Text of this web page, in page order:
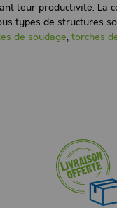
leur productivité. La
types de structures
de soudage, torches